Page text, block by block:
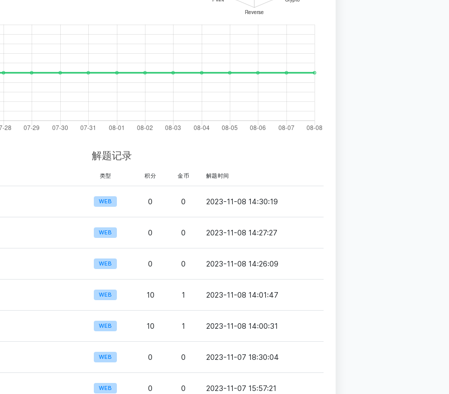
解题记录
类型 积分 金币 解题时间
WEB 0 0 2023-11-08 14:30:19
WEB 0 0 2023-11-08 14:27:27
WEB 0 0 2023-11-08 14:26:09
WEB 10 1 2023-11-08 14:01:47
WEB 10 1 2023-11-08 14:00:31
WEB 0 0 2023-11-07 18:30:04
WEB 0 0 2023-11-07 15:57:21